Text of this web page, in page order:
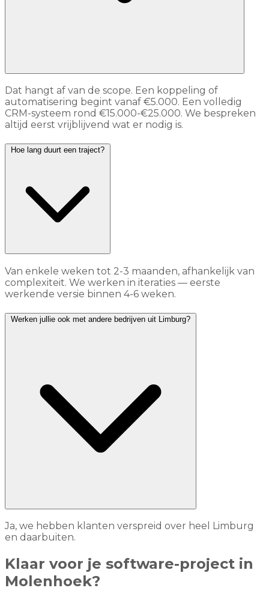
Dat hangt af van de scope. Een koppeling of
automatisering begint vanaf €5.000. Een volledig
CRM-systeem rond €15.000-€25.000. We bespreken
altijd eerst vrijblijvend wat er nodig is.
Hoe lang duurt een traject?
Van enkele weken tot 2-3 maanden, afhankelijk van
complexiteit. We werken in iteraties — eerste
werkende versie binnen 4-6 weken.
Werken jullie ook met andere bedrijven uit Limburg?
Ja, we hebben klanten verspreid over heel Limburg
en daarbuiten.
Klaar voor je software-project in
Molenhoek?